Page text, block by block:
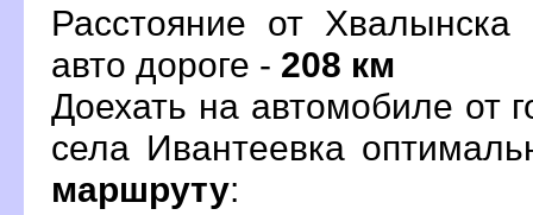
Расстояние от
авто дороге - 208 км
Доехать на автомобиле от
села Ивантеевка
маршруту: